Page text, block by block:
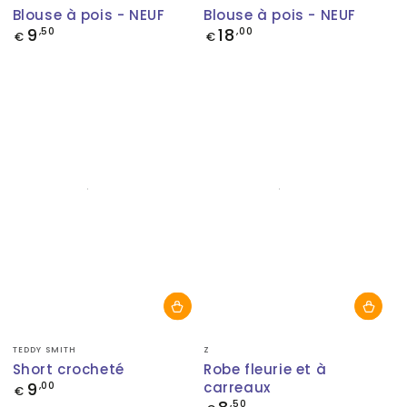
Blouse à pois - NEUF
Prix
€ 9 ,50
Blouse à pois - NEUF
Prix
€18 ,00
Fournisseur:
TEDDY SMITH
Short crocheté
Prix
€ 9 ,00
Fournisseur:
Z
Robe fleurie et à
carreaux
,50